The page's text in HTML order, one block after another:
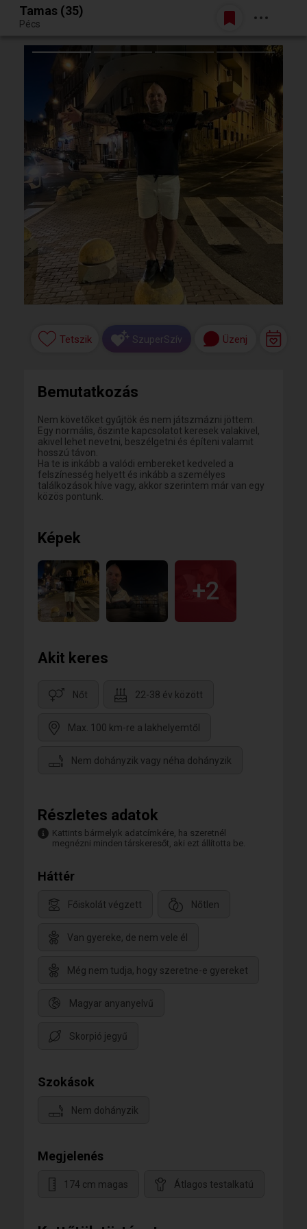
Egy jó randiból bármi lehet.
Belépés
Tamas (35)
Pécs
Tetszik SzuperSzív Üzenj
Bemutatkozás
Nem követőket gyűjtök és nem játszmázni jöttem.
Egy normális, őszinte kapcsolatot keresek valakivel,
akivel lehet nevetni, beszélgetni és építeni valamit
hosszú távon.
Ha te is inkább a valódi embereket kedveled a
felszínesség helyett és inkább a személyes
találkozások híve vagy, akkor szerintem már van egy
közös pontunk.
Képek
+2
Akit keres
Nőt 22-38 év között
Max. 100 km-re a lakhelyemtől
Nem dohányzik vagy néha dohányzik
Részletes adatok
Kattints bármelyik adatcímkére, ha szeretnél
megnézni minden társkeresőt, aki ezt állította be.
Háttér
Főiskolát végzett Nőtlen
Van gyereke, de nem vele él
Még nem tudja, hogy szeretne-e gyereket
Magyar anyanyelvű
Skorpió jegyű
Szokások
Nem dohányzik
Megjelenés
174 cm magas Átlagos testalkatú